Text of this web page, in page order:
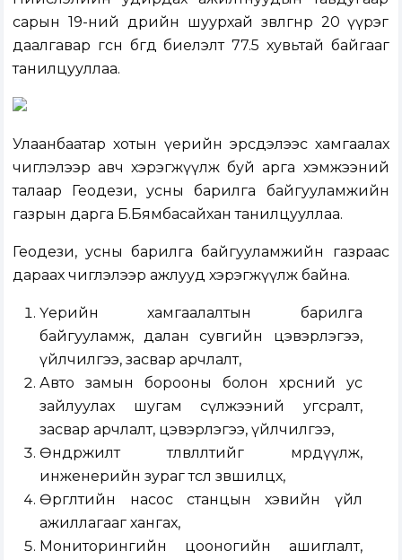
сарын 19-ний өдрийн шуурхай зөвлөгөөнөөр 20 үүрэг
даалгавар өгсөн бөгөөд биелэлт 77.5 хувьтай байгааг
танилцууллаа.
Улаанбаатар хотын үерийн эрсдэлээс хамгаалах
чиглэлээр авч хэрэгжүүлж буй арга хэмжээний
талаар Геодези, усны барилга байгууламжийн
газрын дарга Б.Бямбасайхан танилцууллаа.
Геодези, усны барилга байгууламжийн газраас
дараах чиглэлээр ажлууд хэрэгжүүлж байна.
Үерийн хамгаалалтын барилга
байгууламж, далан сувгийн цэвэрлэгээ,
үйлчилгээ, засвар арчлалт,
Авто замын борооны болон хөрсний ус
зайлуулах шугам сүлжээний угсралт,
засвар арчлалт, цэвэрлэгээ, үйлчилгээ,
Өндөржилт төлөвлөлтийг мөрдүүлж,
инженерийн зураг төсөл зөвшилцөх,
Өргөлтийн насос станцын хэвийн үйл
ажиллагааг хангах,
Мониторингийн цооногийн ашиглалт,